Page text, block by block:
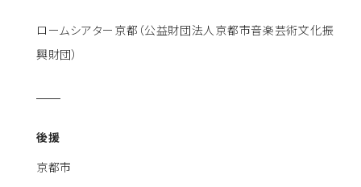
ロームシアター京都（公益財団法人京都市音楽芸術文化振
興財団）
後援
京都市